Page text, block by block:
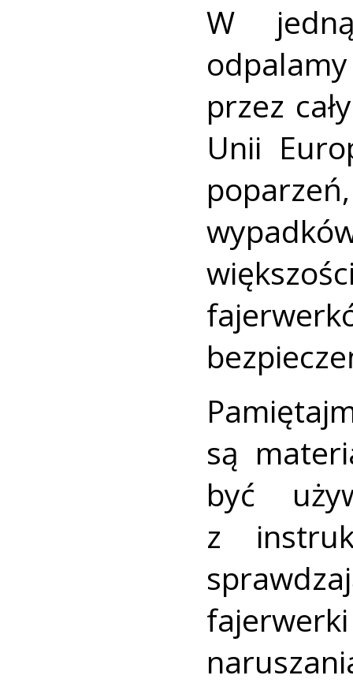
W
przez
Unii
są
być
z